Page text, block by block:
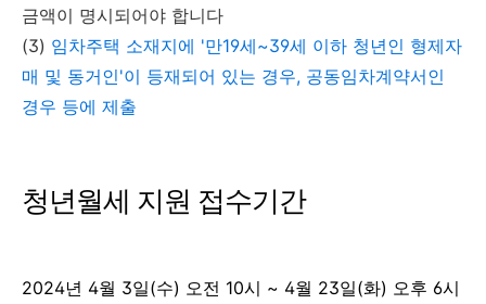
금액이 명시되어야 합니다
(3) 임차주택 소재지에 '만19세~39세 이하 청년인 형제자
매 및 동거인'이 등재되어 있는 경우, 공동임차계약서인
경우 등에 제출
청년월세 지원 접수기간
2024년 4월 3일(수) 오전 10시 ~ 4월 23일(화) 오후 6시